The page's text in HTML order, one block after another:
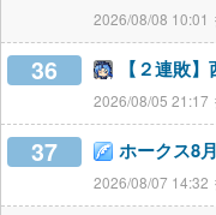
2026/08/08 10:01
36 【２連敗
2026/08/05 21:17
37 ホークス8
2026/08/07 14:32